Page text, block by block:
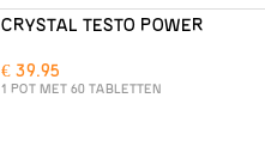
CRYSTAL TESTO POWER
€ 39.95
1 POT MET 60 TABLETTEN